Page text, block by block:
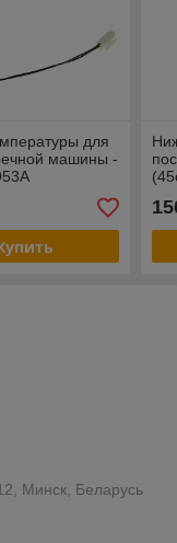
для
машины -
Минск, Беларусь